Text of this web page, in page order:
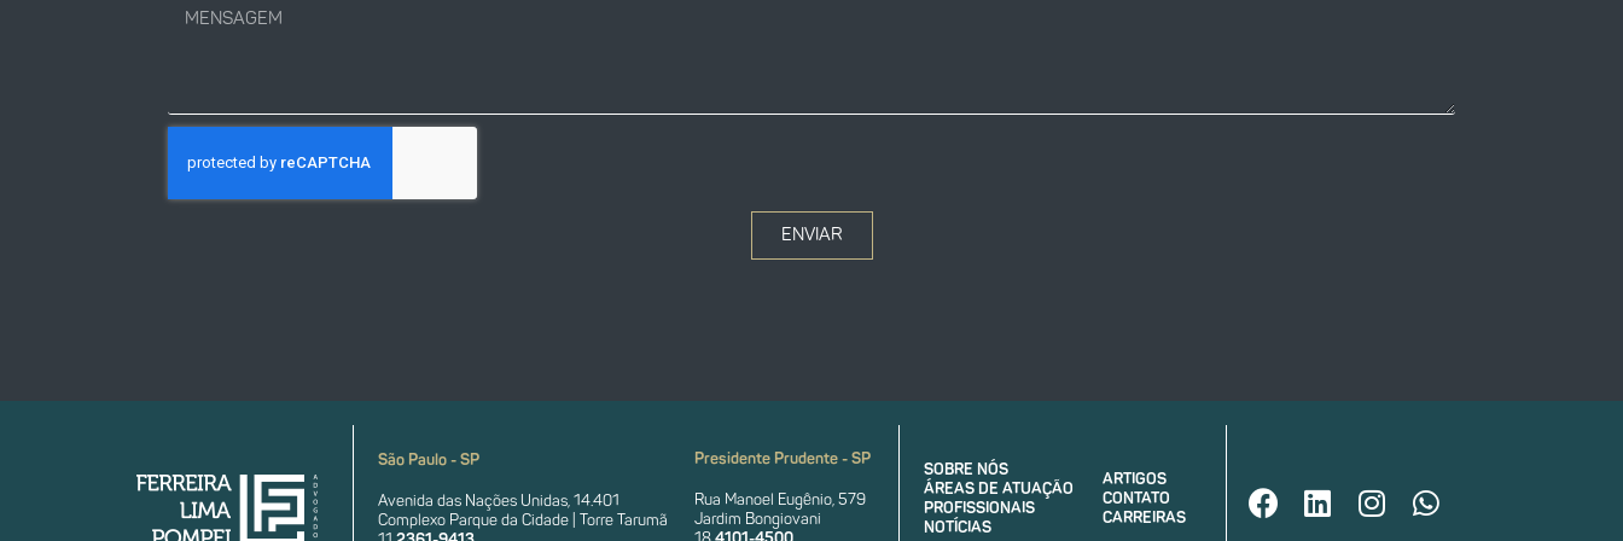
ENVIAR
São Paulo - SP
Avenida das Nações Unidas, 14.401
Complexo Parque da Cidade | Torre Tarumã
Presidente Prudente - SP
Rua Manoel Eugênio, 579
Jardim Bongiovani
SOBRE NÓS
ÁREAS DE ATUAÇÃO
PROFISSIONAIS
NOTÍCIAS
ARTIGOS
CONTATO
CARREIRAS